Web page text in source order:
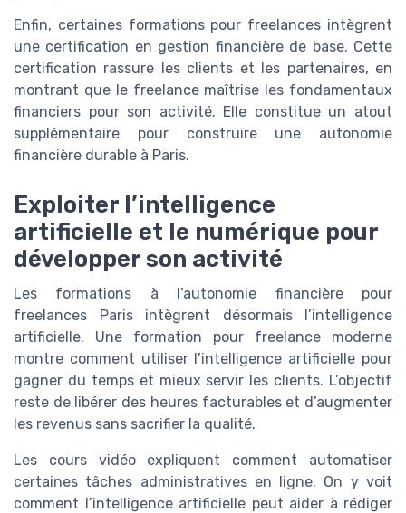
Enfin, certaines formations pour freelances intègrent
une certification en gestion financière de base. Cette
certification rassure les clients et les partenaires, en
montrant que le freelance maîtrise les fondamentaux
financiers pour son activité. Elle constitue un atout
supplémentaire pour construire une autonomie
financière durable à Paris.
Exploiter l’intelligence
artificielle et le numérique pour
développer son activité
Les formations à l’autonomie financière pour
freelances Paris intègrent désormais l’intelligence
artificielle. Une formation pour freelance moderne
montre comment utiliser l’intelligence artificielle pour
gagner du temps et mieux servir les clients. L’objectif
reste de libérer des heures facturables et d’augmenter
les revenus sans sacrifier la qualité.
Les cours vidéo expliquent comment automatiser
certaines tâches administratives en ligne. On y voit
comment l’intelligence artificielle peut aider à rédiger